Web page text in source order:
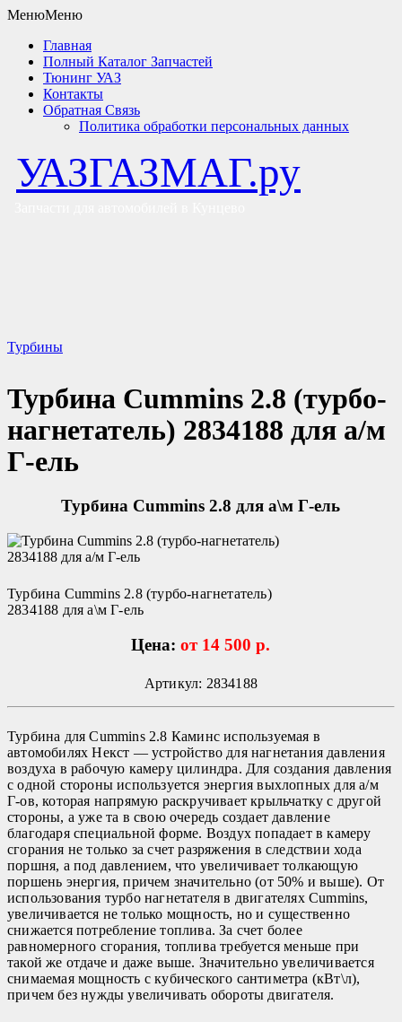
МенюМеню
Главная
Полный Каталог Запчастей
Тюнинг УАЗ
Контакты
Обратная Связь
Политика обработки персональных данных
УАЗГАЗМАГ.ру
Турбины
Турбина Cummins 2.8 (турбо-
нагнетатель) 2834188 для а/м
Г-ель
Турбина Cummins 2.8 для а\м Г-ель
Турбина Cummins 2.8 (турбо-нагнетатель)
2834188 для а\м Г-ель
Цена: от 14 500 р.
Артикул: 2834188
Турбина для Cummins 2.8 Каминс используемая в
автомобилях Некст — устройство для нагнетания давления
воздуха в рабочую камеру цилиндра. Для создания давления
с одной стороны используется энергия выхлопных для а/м
Г-ов, которая напрямую раскручивает крыльчатку с другой
стороны, а уже та в свою очередь создает давление
благодаря специальной форме. Воздух попадает в камеру
сгорания не только за счет разряжения в следствии хода
поршня, а под давлением, что увеличивает толкающую
поршень энергия, причем значительно (от 50% и выше). От
использования турбо нагнетателя в двигателях Cummins,
увеличивается не только мощность, но и существенно
снижается потребление топлива. За счет более
равномерного сгорания, топлива требуется меньше при
такой же отдаче и даже выше. Значительно увеличивается
снимаемая мощность с кубического сантиметра (кВт\л),
причем без нужды увеличивать обороты двигателя.